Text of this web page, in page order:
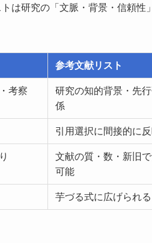
は研究の「文脈・背景・信頼性
参考文献リスト
考察
研究の知的背景・先
係
引用選択に間接的に
文献の質・数・新旧
可能
芋づる式に広げられる